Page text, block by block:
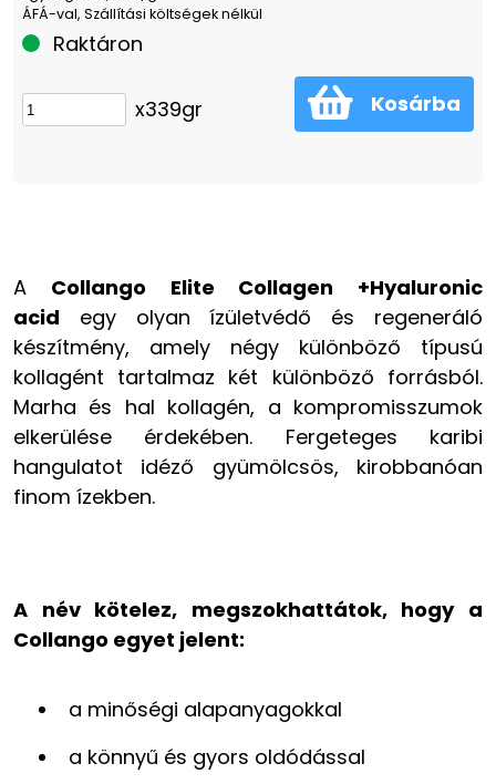
ÁFÁ-val, Szállítási költségek nélkül
Raktáron
x339gr Kosárba
A Collango Elite Collagen +Hyaluronic
acid egy olyan ízületvédő és regeneráló
készítmény, amely négy különböző típusú
kollagént tartalmaz két különböző forrásból.
Marha és hal kollagén, a kompromisszumok
elkerülése érdekében. Fergeteges karibi
hangulatot idéző gyümölcsös, kirobbanóan
finom ízekben.
A név kötelez, megszokhattátok, hogy a
Collango egyet jelent:
a minőségi alapanyagokkal
a könnyű és gyors oldódással